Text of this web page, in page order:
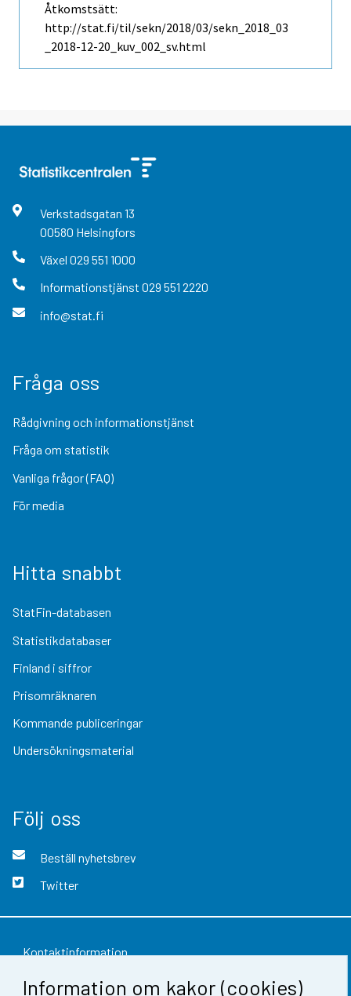
Information om kakor (cookies)
Åtkomstsätt:
http://stat.fi/til/sekn/2018/03/sekn_2018_03
_2018-12-20_kuv_002_sv.html
Verkstadsgatan 13
00580 Helsingfors
Växel 029 551 1000
Informationstjänst 029 551 2220
info@stat.fi
Fråga oss
Rådgivning och informationstjänst
Fråga om statistik
Vanliga frågor (FAQ)
För media
Hitta snabbt
StatFin-databasen
Statistikdatabaser
Finland i siffror
Prisomräknaren
Kommande publiceringar
Undersökningsmaterial
Följ oss
Beställ nyhetsbrev
Twitter
Kontaktinformation
Respons